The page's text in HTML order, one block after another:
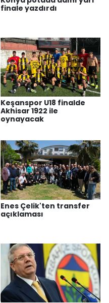
finale yazdırdı
Keşanspor U18 finalde
Akhisar 1922 ile
oynayacak
Enes Çelik'ten transfer
açıklaması